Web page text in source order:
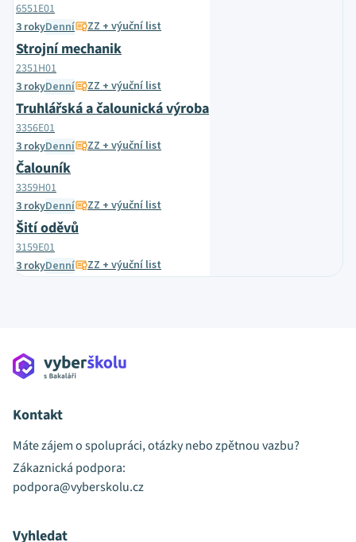
6551E01
3 rokyDenní ZZ + výuční list
Strojní mechanik
2351H01
3 rokyDenní ZZ + výuční list
Truhlářská a čalounická výroba
3356E01
3 rokyDenní ZZ + výuční list
Čalouník
3359H01
3 rokyDenní ZZ + výuční list
Šití oděvů
3159E01
3 rokyDenní ZZ + výuční list
Kontakt
Máte zájem o spolupráci, otázky nebo zpětnou vazbu?
Zákaznická podpora:
podpora@vyberskolu.cz
Vyhledat